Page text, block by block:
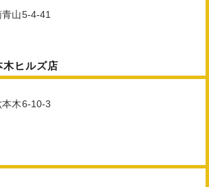
山5-4-41
ヒルズ店
木6-10-3